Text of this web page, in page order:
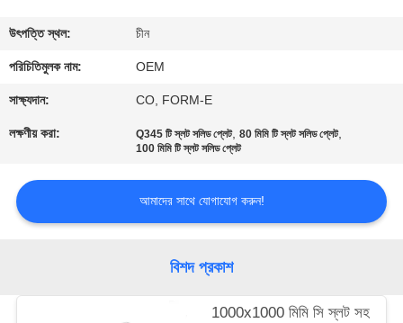
যোগাযোগ
করুন
উদ্ধৃতির
উৎপত্তি স্থল: চীন
পরিচিতিমুলক নাম: OEM
সাক্ষ্যদান: CO, FORM-E
লক্ষণীয় করা: Q345 টি স্লট সলিড প্লেট,80 মিমি টি স্লট সলিড প্লেট,
100 মিমি টি স্লট সলিড প্লেট
আমাদের সাথে যোগাযোগ করুন!
বিশদ প্রকাশ
1000x1000 মিমি সি স্লট সহ